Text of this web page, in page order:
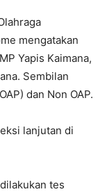
mengatakan
Yapis Kaimana,
Sembilan
dan Non OAP.
lanjutan di
tes